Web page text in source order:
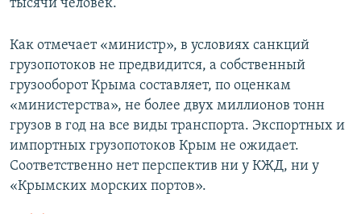
тысячи человек.
Как отмечает «министр», в условиях санкций
грузопотоков не предвидится, а собственный
грузооборот Крыма составляет, по оценкам
«министерства», не более двух миллионов тонн
грузов в год на все виды транспорта. Экспортных и
импортных грузопотоков Крым не ожидает.
Соответственно нет перспектив ни у КЖД, ни у
«Крымских морских портов».